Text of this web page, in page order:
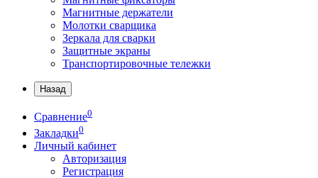
Магнитные держатели
Молотки сварщика
Зеркала для сварки
Защитные экраны
Транспортировочные тележки
Назад
Сравнение0
Закладки0
Личный кабинет
Авторизация
Регистрация